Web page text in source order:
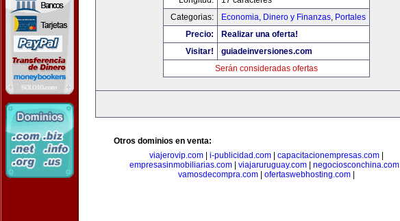
Categorias:
Economia, Dinero y Finanzas, Portales
Precio:
Realizar una oferta!
Visitar!
guiadeinversiones.com
Serán consideradas ofertas
Otros dominios en venta:
viajerovip.com
i-publicidad.com capacitacionempresas.com
empresasinmobiliarias.com
viajaruruguay.com negociosconchina.com
vamosdecompra.com
ofertaswebhosting.com